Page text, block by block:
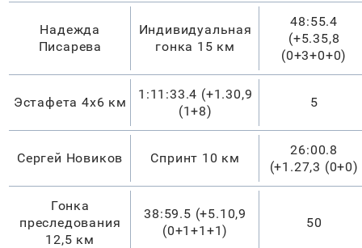
Надежда
Писарева
Индивидуальная
гонка 15 км
48:55.4
(+5.35,8
(0+3+0+0)
Эстафета 4х6 км
1:11:33.4 (+1.30,9
(1+8)
5
Сергей Новиков Спринт 10 км
26:00.8
(+1.27,3 (0+0)
Гонка
преследования
12,5 км
38:59.5 (+5.10,9
(0+1+1+1)
50